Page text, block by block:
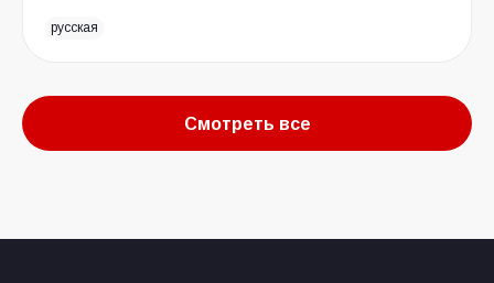
русская
Смотреть все